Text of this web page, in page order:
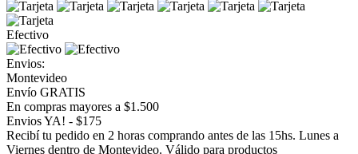
Efectivo
Envios:
Montevideo
Envío GRATIS
En compras mayores a $1.500
Envios YA! - $175
Recibí tu pedido en 2 horas comprando antes de las 15hs. Lunes a
Viernes dentro de Montevideo. Válido para productos